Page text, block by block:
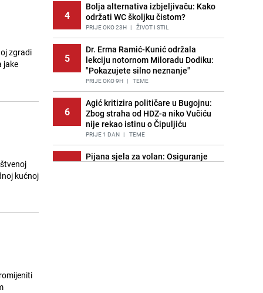
zgradi
jake
kućnoj
4
Bolja alternativa izbjeljivaču: Kako
održati WC školjku čistom?
PRIJE OKO 23H | ŽIVOT I STIL
5
Dr. Erma Ramić-Kunić održala
lekciju notornom Miloradu Dodiku:
"Pokazujete silno neznanje"
PRIJE OKO 9H | TEME
6
Agić kritizira političare u Bugojnu:
Zbog straha od HDZ-a niko Vučiću
nije rekao istinu o Čipuljiću
PRIJE 1 DAN | TEME
7
Pijana sjela za volan: Osiguranje